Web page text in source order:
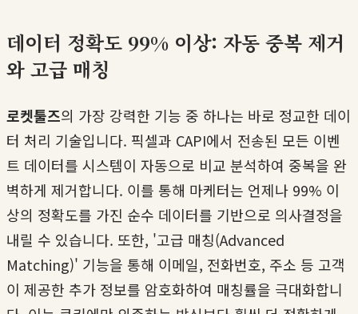
데이터 정확도 99% 이상: 자동 중복 제거
와 고급 매칭
로켓툴즈의 가장 강력한 기능 중 하나는 바로 정교한 데이
터 처리 기술입니다. 픽셀과 CAPI에서 전송된 모든 이벤
트 데이터를 시스템이 자동으로 비교 분석하여 중복을 완
벽하게 제거합니다. 이를 통해 마케터는 언제나 99% 이
상의 정확도를 가진 순수 데이터를 기반으로 의사결정을
내릴 수 있습니다. 또한, '고급 매칭(Advanced
Matching)' 기능을 통해 이메일, 전화번호, 주소 등 고객
이 제공한 추가 정보를 암호화하여 매칭률을 극대화합니